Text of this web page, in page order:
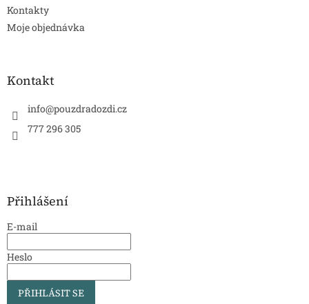
Kontakty
Moje objednávka
Kontakt
info@pouzdradozdi.cz
777 296 305
Přihlášení
E-mail
Heslo
PŘIHLÁSIT SE